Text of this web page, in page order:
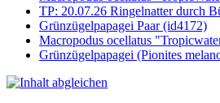
TP: 20.07.26 Ringelnatter durch
Grünzügelpapagei Paar (id4172)
Macropodus ocellatus
Grünzügelpapagei (Pionites